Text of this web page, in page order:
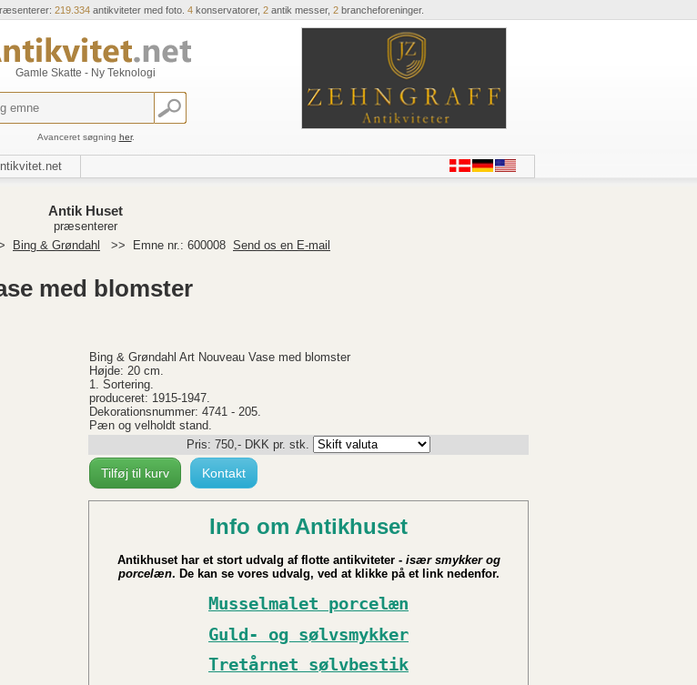
219.334antikviteter med foto. 4konservatorer, 2antik messer, 2brancheforeninger.
Gamle Skatte - Ny Teknologi
Avanceret søgning her.
Antik Huset
præsenterer
Bing & Grøndahl >> Emne nr.: 600008 Send os en E-mail
med blomster
Bing & Grøndahl Art Nouveau Vase med blomster
Højde: 20 cm.
1. Sortering.
produceret: 1915-1947.
Dekorationsnummer: 4741 - 205.
Pæn og velholdt stand.
Pris: 750,- DKK pr. stk.
Tilføj til kurv Kontakt
Info om Antikhuset
Antikhuset har et stort udvalg af flotte antikviteter - især smykker og
porcelæn. De kan se vores udvalg, ved at klikke på et link nedenfor.
Musselmalet porcelæn
Guld- og sølvsmykker
Tretårnet sølvbestik